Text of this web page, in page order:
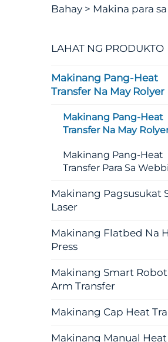
Bahay > Makina para
LAHAT NG PRODUKTO
Makinang Pang-Heat
Transfer Na May Rolyer
Makinang Pang-Heat
Transfer Na May
Makinang Pang-Heat
Transfer Para Sa
Makinang Pagsusukat
Laser
Makinang Flatbed Na
Press
Makinang Smart
Arm Transfer
Makinang Cap Heat
Makinang Manual Heat